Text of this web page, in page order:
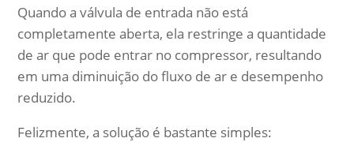
Quando a válvula de entrada não está
completamente aberta, ela restringe a quantidade
de ar que pode entrar no compressor, resultando
em uma diminuição do fluxo de ar e desempenho
reduzido.
Felizmente, a solução é bastante simples: